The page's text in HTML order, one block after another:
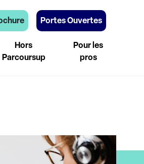
Portes Ouvertes
Hors
Parcoursup
Pour les
pros